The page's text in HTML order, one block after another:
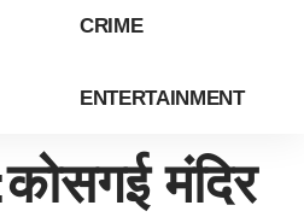
CRIME
ENTERTAINMENT
मंदिर